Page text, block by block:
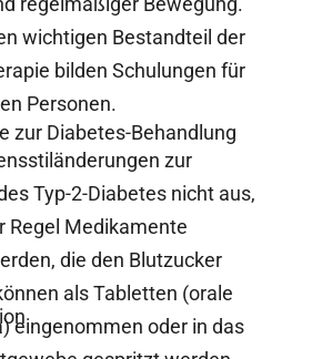
wichtigen Bestandteil der
bilden Schulungen für
Personen.
zur Diabetes-Behandlung
zur
Typ-2-Diabetes nicht aus,
Regel Medikamente
die den Blutzucker
als Tabletten (orale
eingenommen oder in das